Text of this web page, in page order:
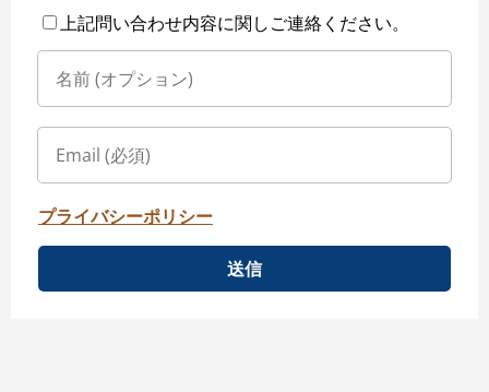
上記問い合わせ内容に関しご連絡ください。
プライバシーポリシー
送信